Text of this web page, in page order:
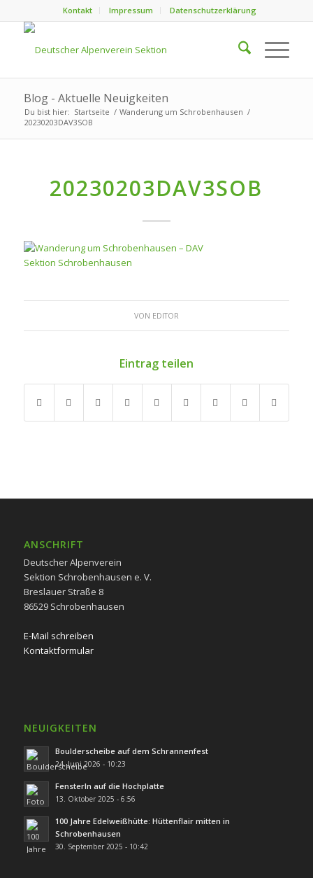
Kontakt Impressum Datenschutzerklärung
Blog - Aktuelle Neuigkeiten
Du bist hier: Startseite / Wanderung um Schrobenhausen /
20230203DAV3SOB
20230203DAV3SOB
VON EDITOR
Eintrag teilen
ANSCHRIFT
Deutscher Alpenverein
Sektion Schrobenhausen e. V.
Breslauer Straße 8
86529 Schrobenhausen
E-Mail schreiben
Kontaktformular
NEUIGKEITEN
Boulderscheibe auf dem Schrannenfest
24. Juni 2026 - 10:23
Fensterln auf die Hochplatte
13. Oktober 2025 - 6:56
100 Jahre Edelweißhütte: Hüttenflair mitten in
Schrobenhausen
30. September 2025 - 10:42